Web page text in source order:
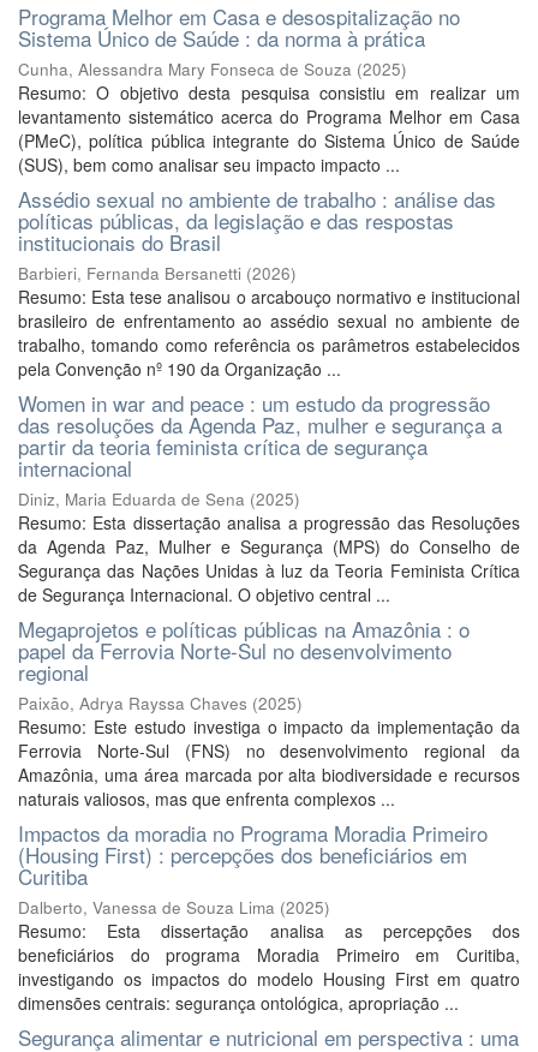
Programa Melhor em Casa e desospitalização no
Sistema Único de Saúde : da norma à prática
Cunha, Alessandra Mary Fonseca de Souza (2025)
Resumo: O objetivo desta pesquisa consistiu em realizar um
levantamento sistemático acerca do Programa Melhor em Casa
(PMeC), política pública integrante do Sistema Único de Saúde
(SUS), bem como analisar seu impacto impacto ...
Assédio sexual no ambiente de trabalho : análise das
políticas públicas, da legislação e das respostas
institucionais do Brasil
Barbieri, Fernanda Bersanetti (2026)
Resumo: Esta tese analisou o arcabouço normativo e institucional
brasileiro de enfrentamento ao assédio sexual no ambiente de
trabalho, tomando como referência os parâmetros estabelecidos
pela Convenção nº 190 da Organização ...
Women in war and peace : um estudo da progressão
das resoluções da Agenda Paz, mulher e segurança a
partir da teoria feminista crítica de segurança
internacional
Diniz, Maria Eduarda de Sena (2025)
Resumo: Esta dissertação analisa a progressão das Resoluções
da Agenda Paz, Mulher e Segurança (MPS) do Conselho de
Segurança das Nações Unidas à luz da Teoria Feminista Crítica
de Segurança Internacional. O objetivo central ...
Megaprojetos e políticas públicas na Amazônia : o
papel da Ferrovia Norte-Sul no desenvolvimento
regional
Paixão, Adrya Rayssa Chaves (2025)
Resumo: Este estudo investiga o impacto da implementação da
Ferrovia Norte-Sul (FNS) no desenvolvimento regional da
Amazônia, uma área marcada por alta biodiversidade e recursos
naturais valiosos, mas que enfrenta complexos ...
Impactos da moradia no Programa Moradia Primeiro
(Housing First) : percepções dos beneficiários em
Curitiba
Dalberto, Vanessa de Souza Lima (2025)
Resumo: Esta dissertação analisa as percepções dos
beneficiários do programa Moradia Primeiro em Curitiba,
investigando os impactos do modelo Housing First em quatro
dimensões centrais: segurança ontológica, apropriação ...
Segurança alimentar e nutricional em perspectiva : uma